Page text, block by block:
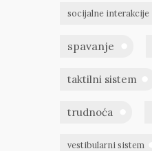
socijalne interakcije
spavanje
taktilni sistem
trudnoća
vestibularni sistem